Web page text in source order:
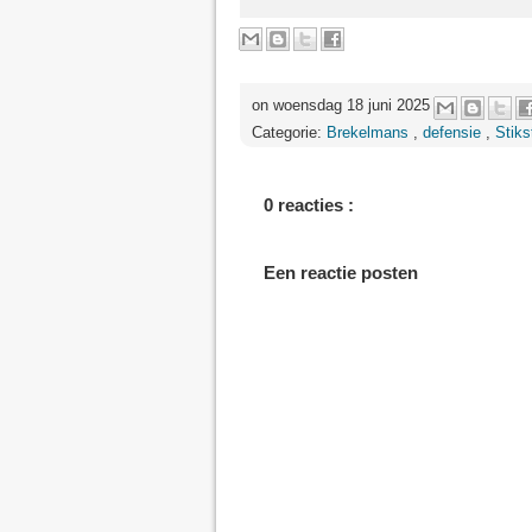
on woensdag 18 juni 2025
Categorie: Brekelmans , defensie ,
0 reacties :
Een reactie posten